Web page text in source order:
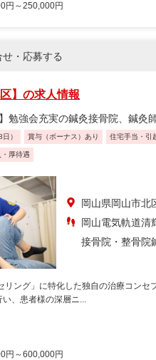
円～250,000円
・応募する
】の求人情報
勉強会充実の鍼灸接骨院、鍼灸
） 賞与（ボーナス）あり 住宅手当・引
厚待遇
岡山県岡山市北
岡山電気軌道清
接骨院・整骨院
リング」に特化した独自の治療コン
、患者様の深層ニ...
円～600,000円